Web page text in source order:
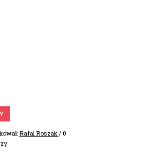
Rafal Roszak/ 0